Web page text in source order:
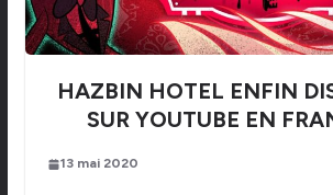
HAZBIN HOTEL ENFIN
SUR YOUTUBE EN
13 mai 2020